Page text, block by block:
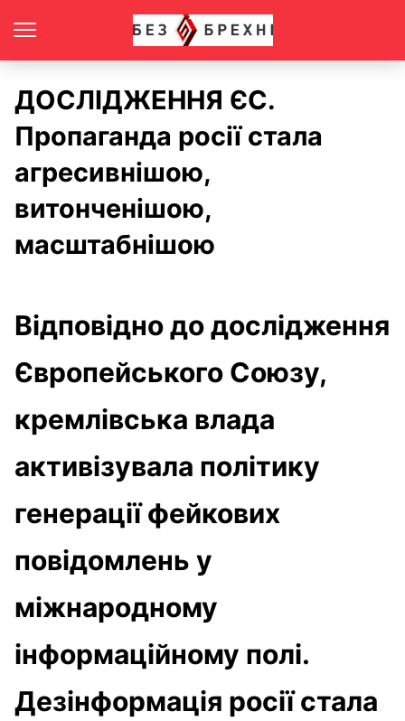
ДОСЛІДЖЕННЯ ЄС.
Пропаганда росії стала
агресивнішою,
витонченішою,
масштабнішою
Відповідно до дослідження
Європейського Союзу,
кремлівська влада
активізувала політику
генерації фейкових
повідомлень у
міжнародному
інформаційному полі.
Дезінформація росії стала